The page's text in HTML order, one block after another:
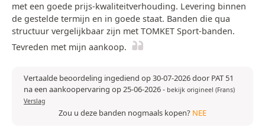
met een goede prijs-kwaliteitverhouding. Levering binnen
de gestelde termijn en in goede staat. Banden die qua
structuur vergelijkbaar zijn met TOMKET Sport-banden.
Tevreden met mijn aankoop.
Vertaalde beoordeling ingediend op 30-07-2026 door PAT 51
na een aankoopervaring op 25-06-2026- bekijk origineel (Frans)
Verslag
Zou u deze banden nogmaals kopen? NEE